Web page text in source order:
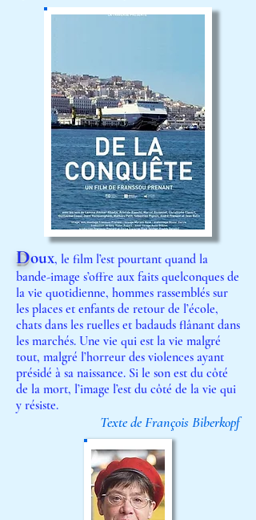
Doux, le film l’est pourtant quand la
bande-image s’offre aux faits quelconques de
la vie quotidienne, hommes rassemblés sur
les places et enfants de retour de l’école,
chats dans les ruelles et badauds flânant dans
les marchés. Une vie qui est la vie malgré
tout, malgré l’horreur des violences ayant
présidé à sa naissance. Si le son est du côté
de la mort, l’image l’est du côté de la vie qui
y résiste.
Texte de FrançoisBiberkopf